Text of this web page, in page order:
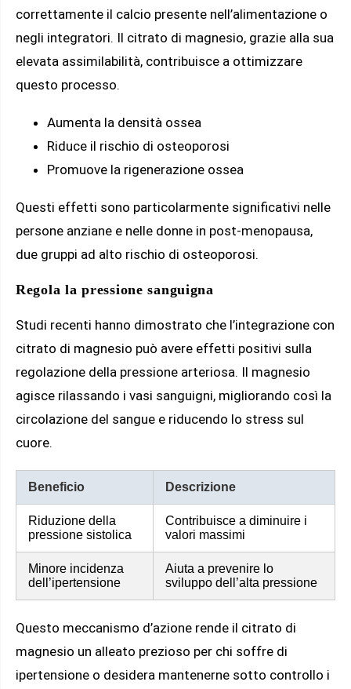
correttamente il calcio presente nell’alimentazione o
negli integratori. Il citrato di magnesio, grazie alla sua
elevata assimilabilità, contribuisce a ottimizzare
questo processo.
Aumenta la densità ossea
Riduce il rischio di osteoporosi
Promuove la rigenerazione ossea
Questi effetti sono particolarmente significativi nelle
persone anziane e nelle donne in post-menopausa,
due gruppi ad alto rischio di osteoporosi.
Regola la pressione sanguigna
Studi recenti hanno dimostrato che l’integrazione con
citrato di magnesio può avere effetti positivi sulla
regolazione della pressione arteriosa. Il magnesio
agisce rilassando i vasi sanguigni, migliorando così la
circolazione del sangue e riducendo lo stress sul
cuore.
Beneficio Descrizione
Riduzione della
pressione sistolica
Contribuisce a diminuire i
valori massimi
Minore incidenza
dell’ipertensione
Aiuta a prevenire lo
sviluppo dell’alta pressione
Questo meccanismo d’azione rende il citrato di
magnesio un alleato prezioso per chi soffre di
ipertensione o desidera mantenerne sotto controllo i